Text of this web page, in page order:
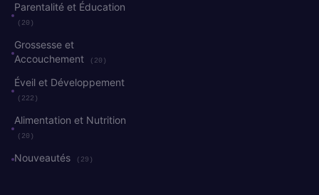
Parentalité et Éducation
(20)
Grossesse et
Accouchement
(20)
Éveil et Développement
(222)
Alimentation et Nutrition
(20)
Nouveautés (29)